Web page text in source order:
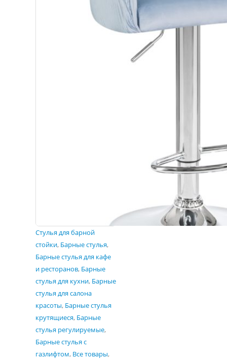
Cтулья для барной
стойки, Барные стулья,
Барные стулья для кафе
и ресторанов, Барные
стулья для кухни, Барные
стулья для салона
красоты, Барные стулья
крутящиеся, Барные
стулья регулируемые,
Барные стулья с
газлифтом, Все товары,